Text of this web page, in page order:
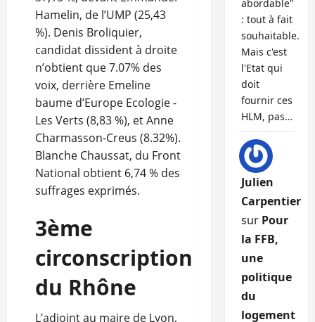
Hamelin, de l’UMP (25,43
%). Denis Broliquier,
candidat dissident à droite
n’obtient que 7.07% des
voix, derrière Emeline
baume d’Europe Ecologie -
Les Verts (8,83 %), et Anne
Charmasson-Creus (8.32%).
Blanche Chaussat, du Front
National obtient 6,74 % des
suffrages exprimés.
3ème
circonscription
du Rhône
L’adjoint au maire de Lyon,
abordable"
: tout à fait
souhaitable.
Mais c'est
l'Etat qui
doit
fournir ces
HLM, pas…
Julien
Carpentier
sur Pour
la FFB,
une
politique
du
logement